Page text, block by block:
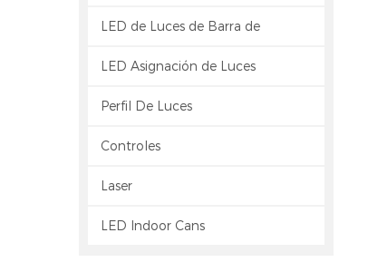
LED de Luces de Barra de
LED Asignación de Luces
Perfil De Luces
Controles
Laser
LED Indoor Cans